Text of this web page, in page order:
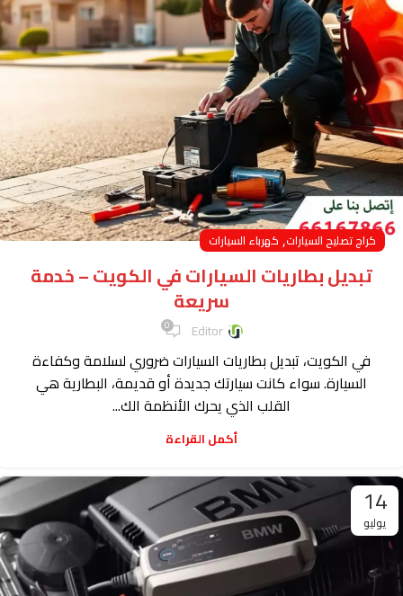
كراج تصليح السيارات, كهرباء السيارات
تبديل بطاريات السيارات في الكويت – خدمة
سريعة
Editor
0
في الكويت، تبديل بطاريات السيارات ضروري لسلامة وكفاءة
السيارة. سواء كانت سيارتك جديدة أو قديمة، البطارية هي
القلب الذي يحرك الأنظمة الك...
أكمل القراءة
14
يوليو